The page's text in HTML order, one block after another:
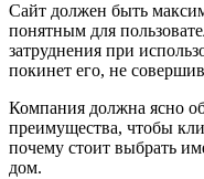
Сайт должен быть
понятным для
затруднения при
покинет его, не совершив
Компания должна ясно
преимущества, чтобы
почему стоит выбрать
дом.